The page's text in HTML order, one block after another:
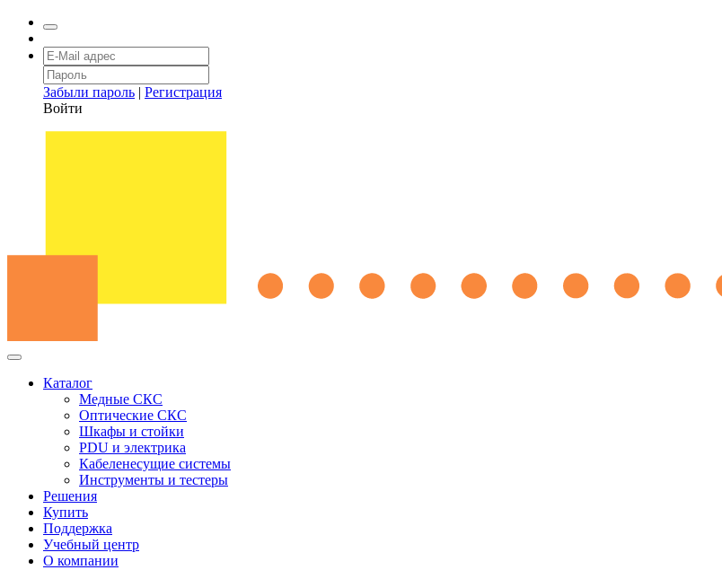
Забыли пароль | Регистрация
Войти
Каталог
Медные СКС
Оптические СКС
Шкафы и стойки
PDU и электрика
Кабеленесущие системы
Инструменты и тестеры
Решения
Купить
Поддержка
Учебный центр
О компании